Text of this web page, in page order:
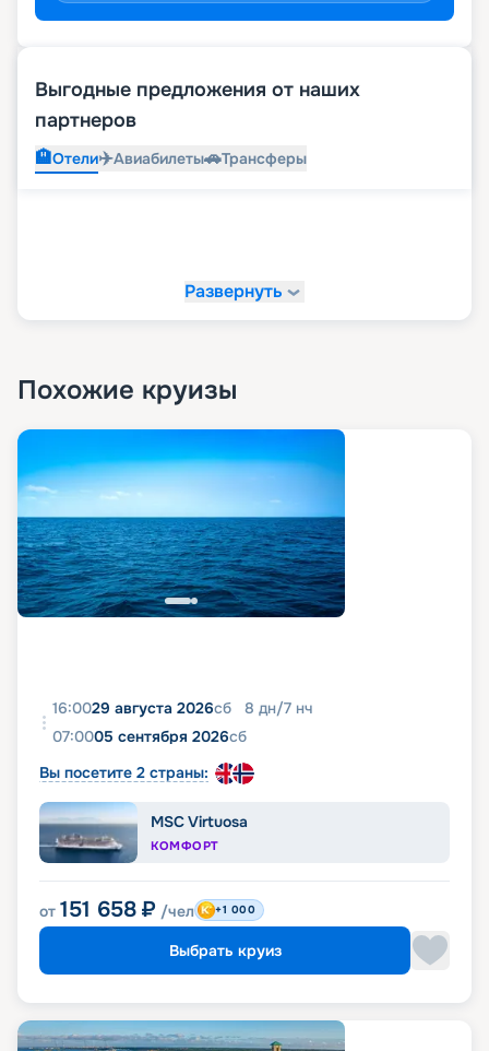
Выгодные предложения от наших
партнеров
🏨Отели✈️Авиабилеты🚗Трансферы
Развернуть
Похожие круизы
16:0029 августа 2026сб 8 дн/7 нч
07:0005 сентября 2026сб
Вы посетите 2 страны:
MSC Virtuosa
КОМФОРТ
от 151 658 ₽ /чел +1 000
Выбрать круиз